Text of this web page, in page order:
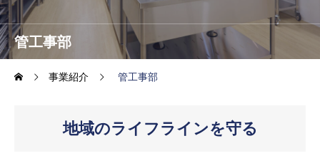
管工事部
事業紹介 管工事部
地域のライフラインを守る